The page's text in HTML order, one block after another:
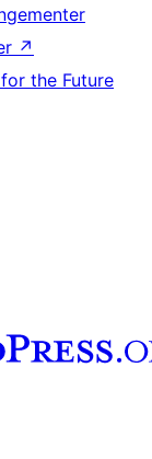
↗
the Future